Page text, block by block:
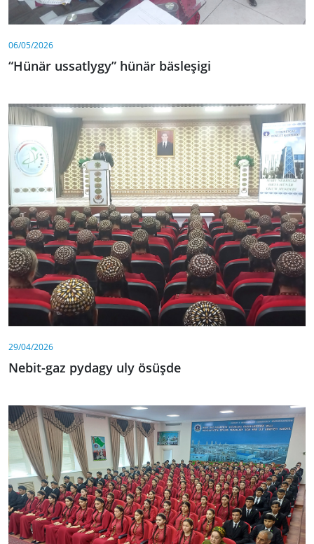
06/05/2026
“Hünär ussatlygy” hünär bäsleşigi
29/04/2026
Nebit-gaz pydagy uly ösüşde